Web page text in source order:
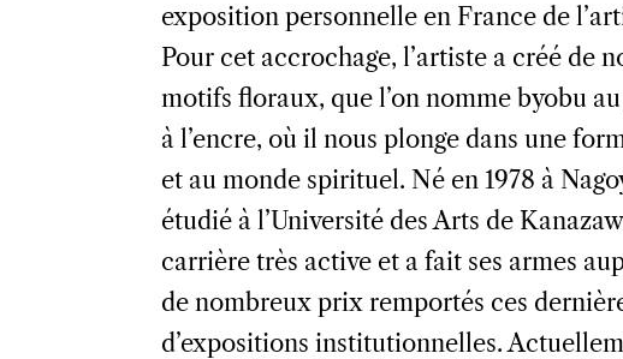
exposition personnelle en France de
Pour cet accrochage, l’artiste a créé de
motifs floraux, que l’on nomme byobu
à l’encre, où il nous plonge dans une
et au monde spirituel. Né en 1978 à
étudié à l’Université des Arts de
carrière très active et a fait ses armes
de nombreux prix remportés ces
d’expositions institutionnelles.